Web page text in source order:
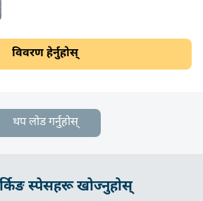
विवरण हेर्नुहोस्
थप लोड गर्नुहोस्
स्पेसहरू खोज्नुहोस्